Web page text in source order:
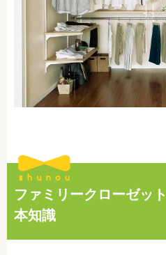
ファミリークローゼッ
本知識